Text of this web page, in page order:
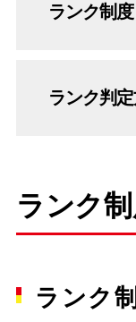
ランク制
ランク判
ランク
ランク